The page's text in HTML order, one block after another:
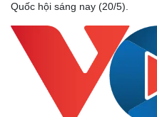
Thông tin doanh nghiệp
Doanh nghiệp 24h
Doanh nhân
Vì cộng đồng
Quốc hội sáng nay (20/5).